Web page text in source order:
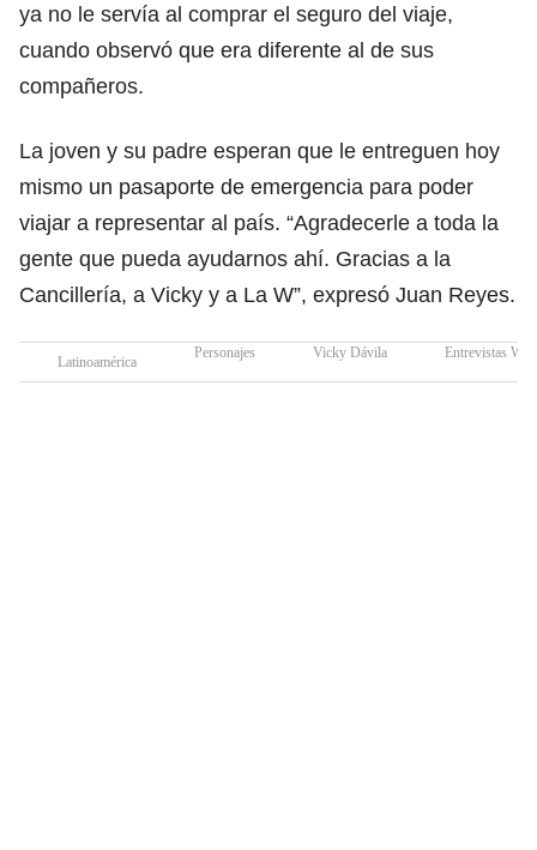
ya no le servía al comprar el seguro del viaje,
cuando observó que era diferente al de sus
compañeros.
La joven y su padre esperan que le entreguen hoy
mismo un pasaporte de emergencia para poder
viajar a representar al país. “Agradecerle a toda la
gente que pueda ayudarnos ahí. Gracias a la
Cancillería, a Vicky y a La W”, expresó Juan Reyes.
Latinoamérica
Personajes Vicky Dávila Entrevistas W